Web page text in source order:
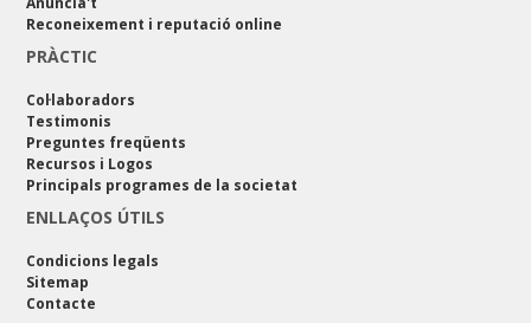
Reconeixement i reputació online
PRÀCTIC
Col·laboradors
Testimonis
Preguntes freqüents
Recursos i Logos
Principals programes de la societat
ENLLAÇOS ÚTILS
Condicions legals
Sitemap
Contacte